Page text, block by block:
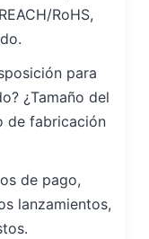
RoHS,
para
¿Tamaño del
de fabricación
de pago,
lanzamientos,